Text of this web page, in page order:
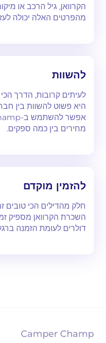
הקרוואן, גיל הרכב או
מהפרטים האלה יכולה
להשוות
לעיתים קרובות, הדרך
היא פשוט להשוות בין
מחירים בין כמה ספקים.
להזמין מוקדם
חלק מהדילים הכי טובים
השכרת הקרוואן מספיק
דולרים לעומת הזמנה
Camper Champ